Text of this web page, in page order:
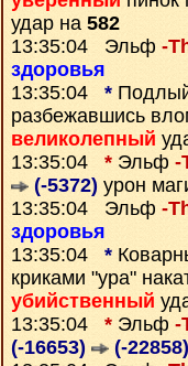
удар на 582
13:35:04 Эльф -
здоровья
13:35:04 *
разбежавшись
великолепный
13:35:04 * Эльф -
(-5372) урон
13:35:04 Эльф -
здоровья
13:35:04 *
криками "ура"
убийственный
13:35:04 * Эльф -
(-16653)
(-22858)